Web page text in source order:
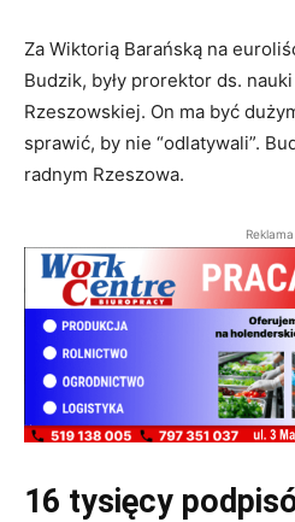
Za Wiktorią Barańską na
Budzik, były prorektor ds.
Rzeszowskiej. On ma być
sprawić, by nie “odlatywali”.
radnym Rzeszowa.
Reklama
16 tysięcy